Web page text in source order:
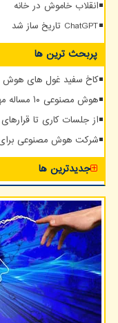
انقلاب خاموش در خانه
ChatGPT تاریخ ساز شد
پربحث ترین ها
کاخ سفید غول های هوش
هوش مصنوعی ۱۰ مساله مهم ریاضی و کوانتوم را حل کرد
از جلسات کاری تا
شرکت هوش مصنوعی برای
جدیدترین ها